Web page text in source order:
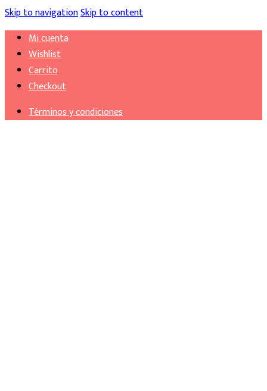
Skip to navigationSkip to content
Mi cuenta
Wishlist
Carrito
Checkout
Términos y condiciones